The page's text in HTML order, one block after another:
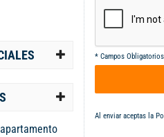
* Campos Obligatorios
Al enviar aceptas la